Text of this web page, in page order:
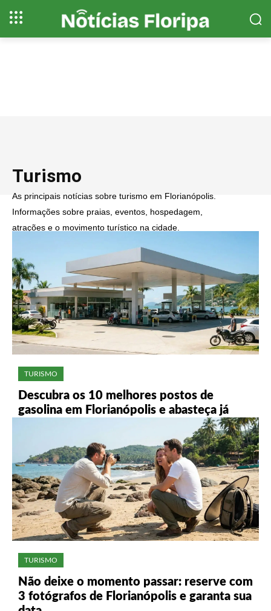
Turismo
As principais notícias sobre turismo em Florianópolis.
Informações sobre praias, eventos, hospedagem,
atrações e o movimento turístico na cidade.
TURISMO
Descubra os 10 melhores postos de
gasolina em Florianópolis e abasteça já
TURISMO
Não deixe o momento passar: reserve com
3 fotógrafos de Florianópolis e garanta sua